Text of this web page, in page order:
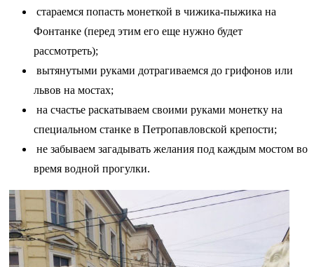
стараемся попасть монеткой в чижика-пыжика на
Фонтанке (перед этим его еще нужно будет
рассмотреть);
вытянутыми руками дотрагиваемся до грифонов или
львов на мостах;
на счастье раскатываем своими руками монетку на
специальном станке в Петропавловской крепости;
не забываем загадывать желания под каждым мостом во
время водной прогулки.